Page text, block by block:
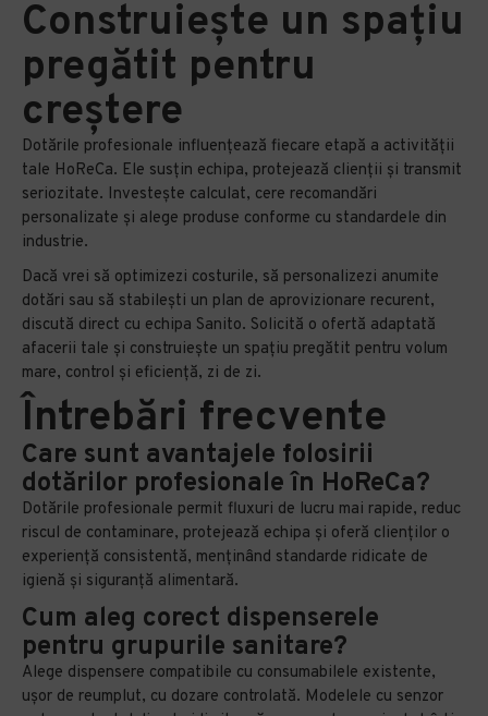
Construiește un spațiu
pregătit pentru
creștere
Dotările profesionale influențează fiecare etapă a activității
tale HoReCa. Ele susțin echipa, protejează clienții și transmit
seriozitate. Investește calculat, cere recomandări
personalizate și alege produse conforme cu standardele din
industrie.
Dacă vrei să optimizezi costurile, să personalizezi anumite
dotări sau să stabilești un plan de aprovizionare recurent,
discută direct cu echipa Sanito. Solicită o ofertă adaptată
afacerii tale și construiește un spațiu pregătit pentru volum
mare, control și eficiență, zi de zi.
Întrebări frecvente
Care sunt avantajele folosirii
dotărilor profesionale în HoReCa?
Dotările profesionale permit fluxuri de lucru mai rapide, reduc
riscul de contaminare, protejează echipa și oferă clienților o
experiență consistentă, menținând standarde ridicate de
igienă și siguranță alimentară.
Cum aleg corect dispenserele
pentru grupurile sanitare?
Alege dispensere compatibile cu consumabilele existente,
ușor de reumplut, cu dozare controlată. Modelele cu senzor